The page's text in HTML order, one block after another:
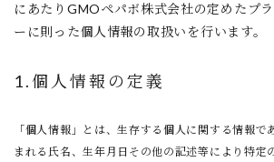
にあたりGMOペパボ株式会社の定めた プ
ー に則った個人情報の取扱いを行います。
1.個人情報の定義
「個人情報」とは、生存する個人に関する情報で
まれる氏名、生年月日その他の記述等により特定